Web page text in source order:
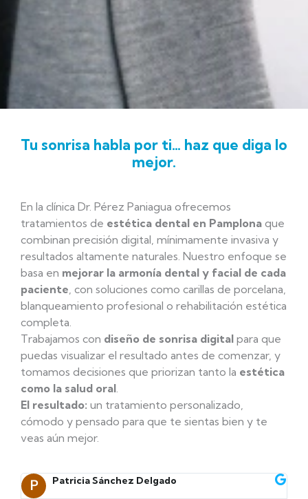
Tu sonrisa habla por ti… haz que diga lo
mejor.
En la clínica Dr. Pérez Paniagua ofrecemos
tratamientos de estética dental en Pamplona que
combinan precisión digital, mínimamente invasiva y
resultados altamente naturales. Nuestro enfoque se
basa en mejorar la armonía dental y facial de cada
paciente, con soluciones como carillas de porcelana,
blanqueamiento profesional o rehabilitación estética
completa.
Trabajamos con diseño de sonrisa digital para que
puedas visualizar el resultado antes de comenzar, y
tomamos decisiones que priorizan tanto la estética
como la salud oral.
El resultado: un tratamiento personalizado,
cómodo y pensado para que te sientas bien y te
veas aún mejor.
Patricia Sánchez Delgado